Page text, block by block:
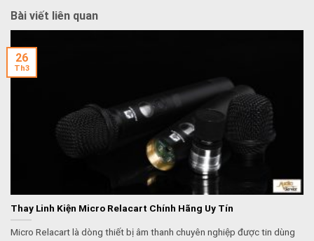
Bài viết liên quan
Thay Linh Kiện Micro Relacart Chính Hãng Uy Tín
Micro Relacart là dòng thiết bị âm thanh chuyên nghiệp được tin dùng
26
Th3